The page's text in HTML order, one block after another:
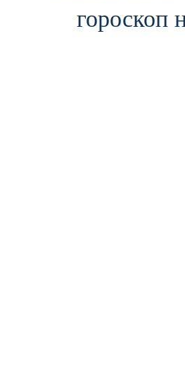
гороскоп